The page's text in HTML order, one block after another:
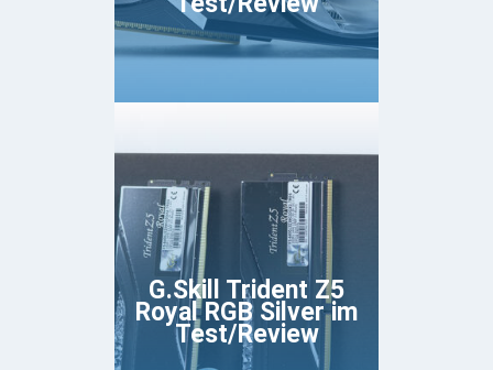
G.Skill Trident Z5
Royal RGB Silver im
Test/Review